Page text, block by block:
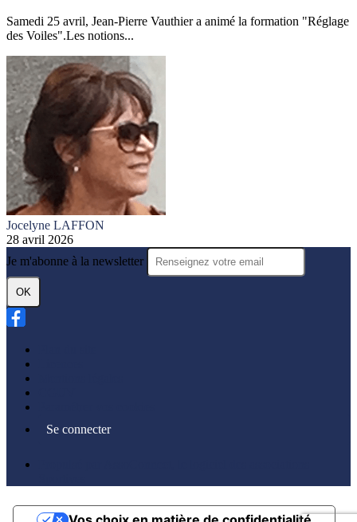
Samedi 25 avril, Jean-Pierre Vauthier a animé la formation "Réglage
des Voiles".Les notions...
Jocelyne LAFFON
28 avril 2026
Je m'abonne à la newsletter
OK
Se connecter